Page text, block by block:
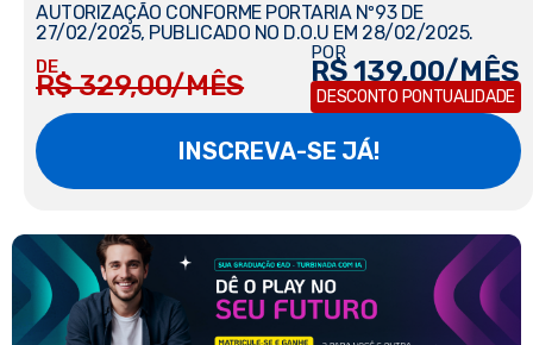
AUTORIZAÇÃO CONFORME PORTARIA Nº93 DE
27/02/2025, PUBLICADO NO D.O.U EM 28/02/2025.
DE
R$ 329,00/MÊS
POR
R$ 139,00/MÊS
DESCONTO PONTUALIDADE
INSCREVA-SE JÁ!